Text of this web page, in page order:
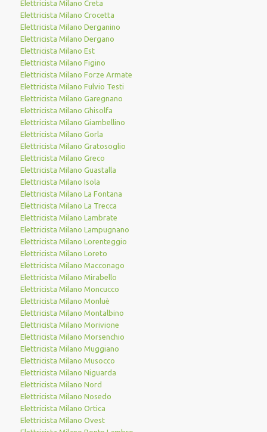
Elettricista Milano Creta
Elettricista Milano Crocetta
Elettricista Milano Derganino
Elettricista Milano Dergano
Elettricista Milano Est
Elettricista Milano Figino
Elettricista Milano Forze Armate
Elettricista Milano Fulvio Testi
Elettricista Milano Garegnano
Elettricista Milano Ghisolfa
Elettricista Milano Giambellino
Elettricista Milano Gorla
Elettricista Milano Gratosoglio
Elettricista Milano Greco
Elettricista Milano Guastalla
Elettricista Milano Isola
Elettricista Milano La Fontana
Elettricista Milano La Trecca
Elettricista Milano Lambrate
Elettricista Milano Lampugnano
Elettricista Milano Lorenteggio
Elettricista Milano Loreto
Elettricista Milano Macconago
Elettricista Milano Mirabello
Elettricista Milano Moncucco
Elettricista Milano Monluè
Elettricista Milano Montalbino
Elettricista Milano Morivione
Elettricista Milano Morsenchio
Elettricista Milano Muggiano
Elettricista Milano Musocco
Elettricista Milano Niguarda
Elettricista Milano Nord
Elettricista Milano Nosedo
Elettricista Milano Ortica
Elettricista Milano Ovest